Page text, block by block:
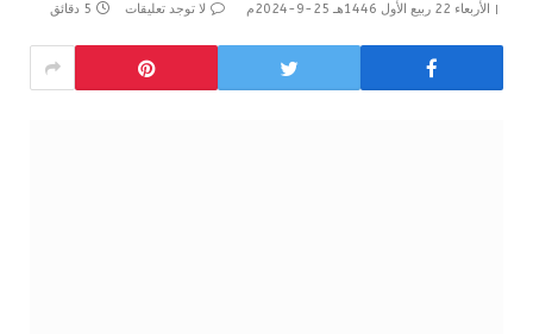
الأربعاء 22 ربيع الأول 1446هـ 25-9-2024م لا توجد تعليقات 5 دقائق